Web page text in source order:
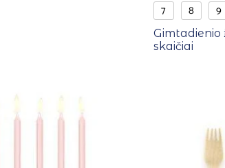
7
8 9
Gimtadienio
skaičiai